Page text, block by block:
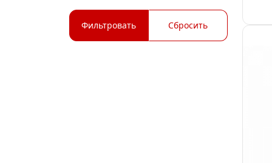
Фильтровать Сбросить